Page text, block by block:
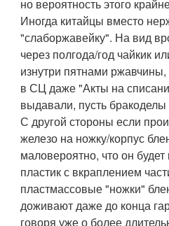
но вероятность этого
Иногда китайцы вместо
"слаборжавейку". На вид
через полгода/год чайкик
изнутри пятнами
в СЦ даже "Акты на
выдавали, пусть
С другой стороны если
железо на ножку/корпус
маловероятно, что он
пластик с вкраплением
пластмассовые "ножки"
доживают даже до конца
говоря уже о более